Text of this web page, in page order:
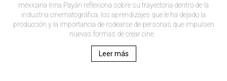
mexicana Inna Payán reflexiona sobre su trayectoria dentro de la
industria cinematográfica, los aprendizajes que le ha dejado la
producción y la importancia de rodearse de personas que impulsen
nuevas formas de crear cine. .
Leer más